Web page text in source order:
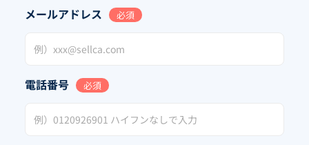
メールアドレス 必須
電話番号 必須